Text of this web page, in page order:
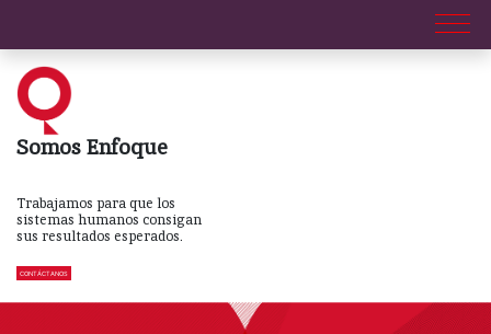
Somos Enfoque
Trabajamos para que los
sistemas humanos consigan
sus resultados esperados.
CONTÁCTANOS